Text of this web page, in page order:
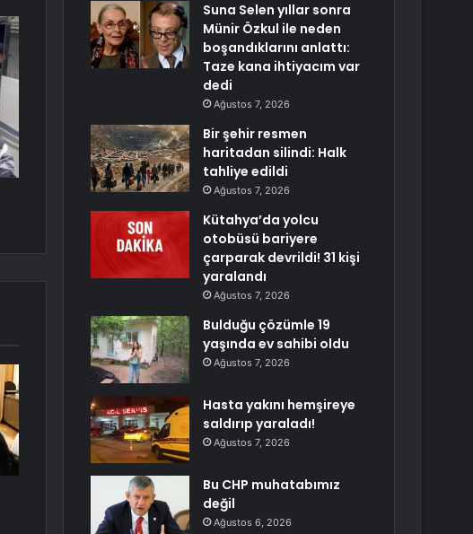
Suna Selen yıllar sonra
Münir Özkul ile neden
boşandıklarını anlattı:
Taze kana ihtiyacım var
dedi
Ağustos 7, 2026
Bir şehir resmen
haritadan silindi: Halk
tahliye edildi
Ağustos 7, 2026
Kütahya’da yolcu
otobüsü bariyere
çarparak devrildi! 31 kişi
yaralandı
Ağustos 7, 2026
Bulduğu çözümle 19
yaşında ev sahibi oldu
Ağustos 7, 2026
Hasta yakını hemşireye
saldırıp yaraladı!
Ağustos 7, 2026
Bu CHP muhatabımız
değil
Ağustos 6, 2026